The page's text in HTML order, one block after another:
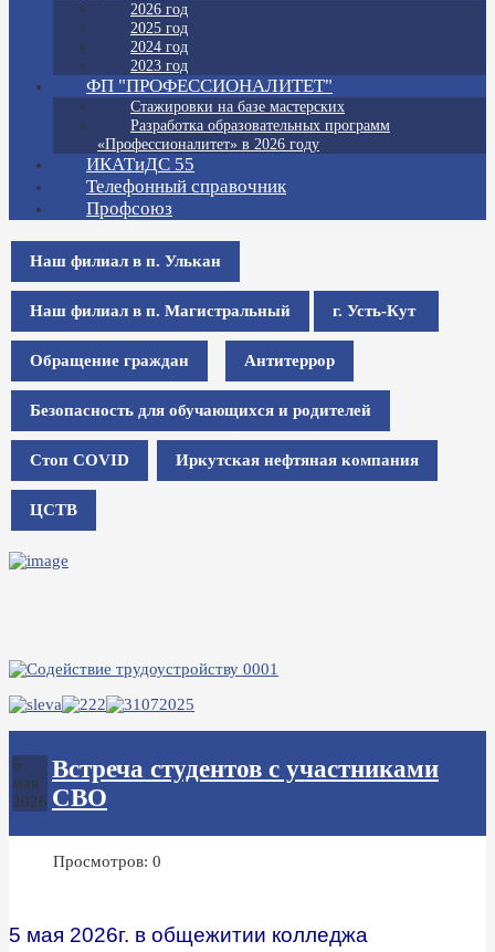
2026 год
2025 год
2024 год
2023 год
ФП "ПРОФЕССИОНАЛИТЕТ"
Стажировки на базе мастерских
Разработка образовательных программ
«Профессионалитет» в 2026 году
ИКАТиДС 55
Телефонный справочник
Профсоюз
Наш филиал в п. Улькан
Наш филиал в п. Магистральный г. Усть-Кут
Обращение граждан Антитеррор
Безопасность для обучающихся и родителей
Стоп COVID Иркутская нефтяная компания
ЦСТВ
6
мая
2026
Встреча студентов с участниками
СВО
Просмотров: 0
5 мая 2026г. в общежитии колледжа